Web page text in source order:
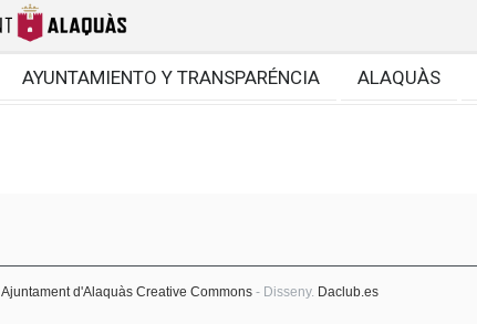
AYUNTAMIENTO Y TRANSPARÉNCIA ALAQUÀS
Ajuntament d'Alaquàs Creative Commons - Disseny. Daclub.es